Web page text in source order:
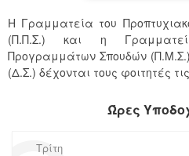
Η Γραμματεία του
(Π.Π.Σ.) και η
Προγραμμάτων Σπουδών
(Δ.Σ.) δέχονται τους φοιτητές
Ώρες
Τρίτη